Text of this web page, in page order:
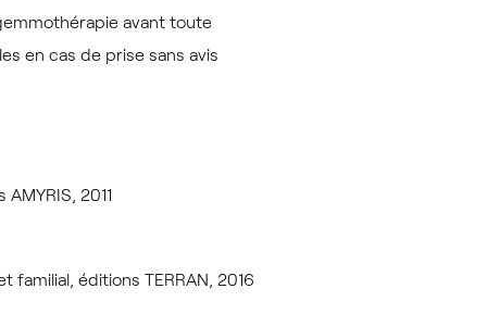
avant toute
en cas de prise sans avis
2011
éditions TERRAN, 2016